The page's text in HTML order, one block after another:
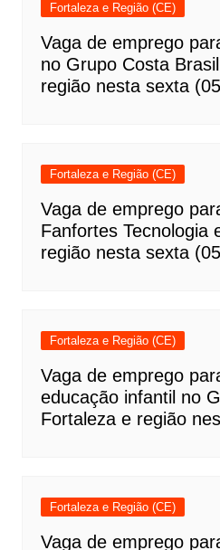
Fortaleza e Região (CE)
Vaga de emprego
no Grupo Costa
região nesta sexta
Fortaleza e Região (CE)
Vaga de emprego
Fanfortes Tecnologia
região nesta sexta
Fortaleza e Região (CE)
Vaga de emprego
educação infantil no
Fortaleza e região
Fortaleza e Região (CE)
Vaga de emprego